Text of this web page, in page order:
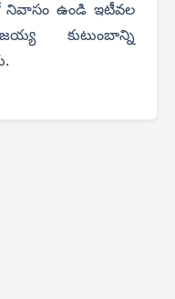
నివాసం ఉండి ఇటీవల
కుటుంబాన్ని